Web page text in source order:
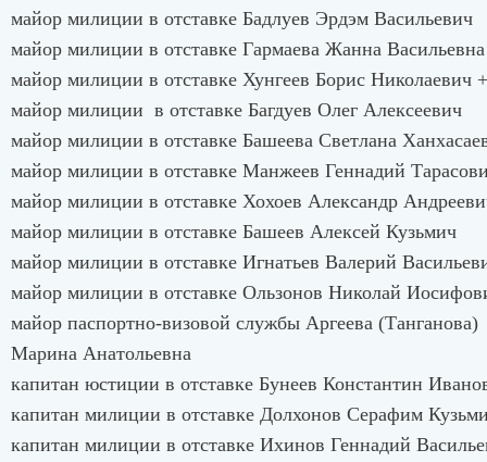
майор милиции в отставке Бадлуев Эрдэм Васильевич
майор милиции в отставке Гармаева Жанна Васильевна
майор милиции в отставке Хунгеев Борис Николаевич +
майор милиции в отставке Багдуев Олег Алексеевич
майор милиции в отставке Башеева Светлана
майор милиции в отставке Манжеев Геннадий
майор милиции в отставке Хохоев Александр
майор милиции в отставке Башеев Алексей Кузьмич
майор милиции в отставке Игнатьев Валерий
майор милиции в отставке Ользонов Николай
майор паспортно-визовой службы Аргеева (Танганова)
Марина Анатольевна
капитан юстиции в отставке Бунеев Константин
капитан милиции в отставке Долхонов Серафим
капитан милиции в отставке Ихинов Геннадий